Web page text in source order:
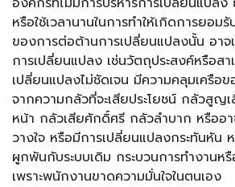
หรือใช้เวลานานในการทำให้เกิดการยอม
ของการต่อต้านการเปลี่ยนแปลงนั้น อาจ
การเปลี่ยนแปลง เช่นวัตถุประสงค์หรือส
เปลี่ยนแปลงไม่ชัดเจน มีความคลุมเครือ
จากความกลัวที่จะเสียประโยชน์ กลัวสูญ
หน้า กลัวเสียศักดิ์ศรี กลัวลำบาก หรืออา
วางใจ หรือมีการเปลี่ยนแปลงกระทันหัน
ผูกพันกับระบบเดิม กระบวนการทำงานห
เพราะพนักงานขาดความมั่นใจในตนเอง